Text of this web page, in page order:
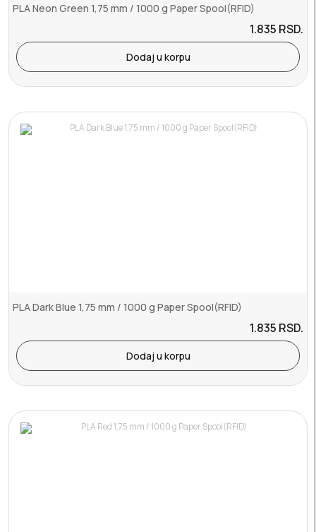
PLA Neon Green 1,75 mm / 1000 g Paper Spool(RFID)
1.835 RSD.
Dodaj u korpu
PLA Dark Blue 1,75 mm / 1000 g Paper Spool(RFID)
1.835 RSD.
Dodaj u korpu